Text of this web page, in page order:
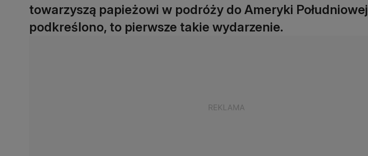
towarzyszą papieżowi w podróży do Ameryki
podkreślono, to pierwsze takie wydarzenie.